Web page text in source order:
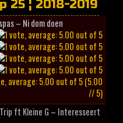
25 ¦ 2018-2019
– Ni dom doen
(5.00
// 5)
ft Kleine G – Interesseert